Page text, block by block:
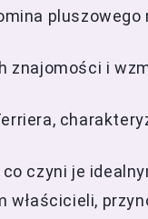
pluszowego
znajomości i
czyni je